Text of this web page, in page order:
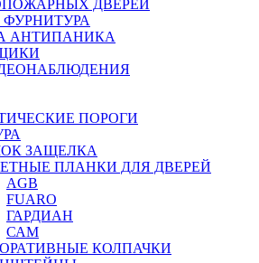
ДВЕРЕЙ
АНТИПАНИКА
ПОРОГИ
ЗАЩЕЛКА
ПЛАНКИ ДЛЯ ДВЕРЕЙ
AGB
FUARO
ГАРДИАН
САМ
КОЛПАЧКИ